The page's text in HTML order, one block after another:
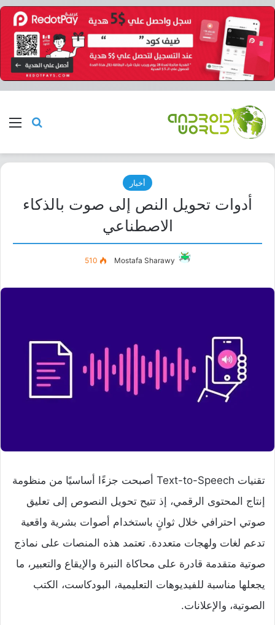
بحث
أخبار
أدوات تحويل النص إلى صوت بالذكاء
الاصطناعي
Mostafa Sharawy
510
تقنيات Text-to-Speech أصبحت جزءًا أساسيًا من منظومة
إنتاج المحتوى الرقمي، إذ تتيح تحويل النصوص إلى تعليق
صوتي احترافي خلال ثوانٍ باستخدام أصوات بشرية واقعية
تدعم لغات ولهجات متعددة. تعتمد هذه المنصات على نماذج
صوتية متقدمة قادرة على محاكاة النبرة والإيقاع والتعبير، ما
يجعلها مناسبة للفيديوهات التعليمية، البودكاست، الكتب
الصوتية، والإعلانات.